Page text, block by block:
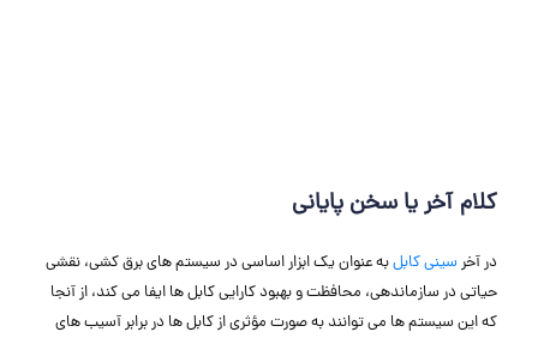
کلام آخر یا سخن پایانی
در آخر سینی کابلبه عنوان یک ابزار اساسی در سیستم ‌های برق‌ کشی، نقشی
حیاتی در سازماندهی، محافظت و بهبود کارایی کابل‌ ها ایفا می‌ کند، از آنجا
که این سیستم‌ ها می‌ توانند به صورت مؤثری از کابل‌ ها در برابر آسیب‌ های